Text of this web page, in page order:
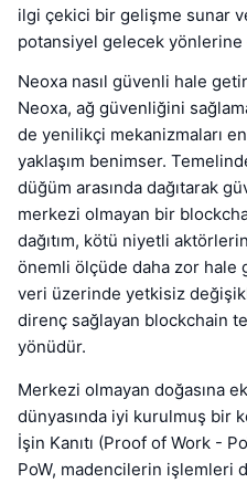
ilgi çekici bir gelişme sunar
potansiyel gelecek yönlerine
Neoxa nasıl güvenli hale
Neoxa, ağ güvenliğini
de yenilikçi mekanizmaları
yaklaşım benimser.
düğüm arasında dağıtarak
merkezi olmayan bir
dağıtım, kötü niyetli
önemli ölçüde daha zor hale
veri üzerinde yetkisiz
direnç sağlayan blockchain
yönüdür.
Merkezi olmayan doğasına
dünyasında iyi kurulmuş bir
İşin Kanıtı (Proof of Work -
PoW, madencilerin işlemleri